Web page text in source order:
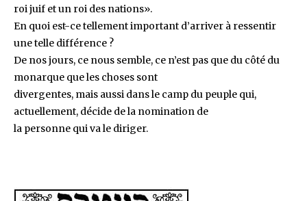
roi juif et un roi des nations».
En quoi est-ce tellement important d’arriver à ressentir
une telle différence ?
De nos jours, ce nous semble, ce n’est pas que du côté du
monarque que les choses sont
divergentes, mais aussi dans le camp du peuple qui,
actuellement, décide de la nomination de
la personne qui va le diriger.